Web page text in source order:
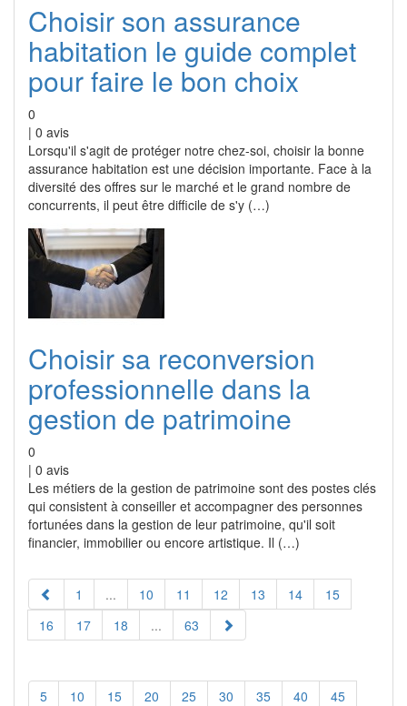
Choisir son assurance
habitation le guide complet
pour faire le bon choix
0
| 0 avis
Lorsqu'il s'agit de protéger notre chez-soi, choisir la bonne
assurance habitation est une décision importante. Face à la
diversité des offres sur le marché et le grand nombre de
concurrents, il peut être difficile de s'y (…)
Choisir sa reconversion
professionnelle dans la
gestion de patrimoine
0
| 0 avis
Les métiers de la gestion de patrimoine sont des postes clés
qui consistent à conseiller et accompagner des personnes
fortunées dans la gestion de leur patrimoine, qu'il soit
financier, immobilier ou encore artistique. Il (…)
1 ... 10 11 12 13 14
15
16
17 18 ... 63
5 10 15 20 25 30 35 40
45